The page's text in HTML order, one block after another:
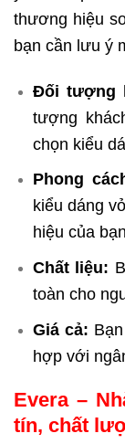
thương hiệu
bạn cần lưu ý
Đối tượng
tượng
chọn kiểu
Phong
kiểu dáng
hiệu của
Chất liệu:
toàn cho
Giá cả:
hợp với
Evera –
tín, chất